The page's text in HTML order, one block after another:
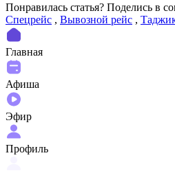
Понравилась статья? Поделиcь в
Спецрейс , Вывозной рейс ,
Главная
Афиша
Эфир
Профиль